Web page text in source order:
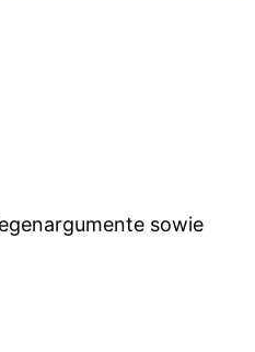
sowie